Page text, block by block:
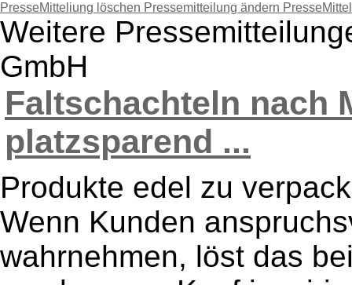
PresseMitteliung löschen Pressemitteilung ändern
Weitere
GmbH
Faltschachteln nach
platzsparend ...
Produkte edel zu
Wenn Kunden
wahrnehmen, löst das